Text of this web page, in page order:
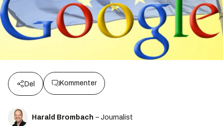
Del Kommenter
Harald Brombach – Journalist